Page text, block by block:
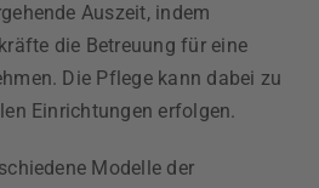
Auszeit, indem
die Betreuung für eine
Die Pflege kann dabei zu
Einrichtungen erfolgen.
Modelle der